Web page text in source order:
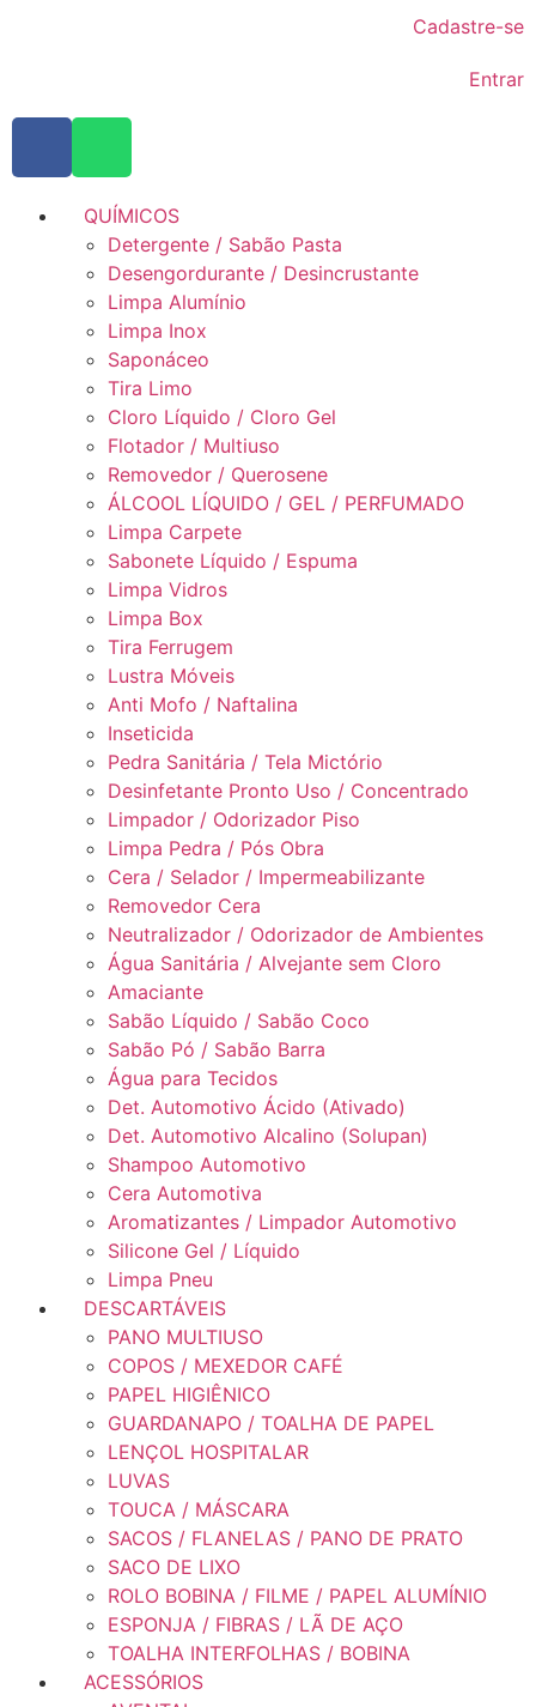
Cadastre-se
Entrar
QUÍMICOS
Detergente / Sabão Pasta
Desengordurante / Desincrustante
Limpa Alumínio
Limpa Inox
Saponáceo
Tira Limo
Cloro Líquido / Cloro Gel
Flotador / Multiuso
Removedor / Querosene
ÁLCOOL LÍQUIDO / GEL / PERFUMADO
Limpa Carpete
Sabonete Líquido / Espuma
Limpa Vidros
Limpa Box
Tira Ferrugem
Lustra Móveis
Anti Mofo / Naftalina
Inseticida
Pedra Sanitária / Tela Mictório
Desinfetante Pronto Uso / Concentrado
Limpador / Odorizador Piso
Limpa Pedra / Pós Obra
Cera / Selador / Impermeabilizante
Removedor Cera
Neutralizador / Odorizador de Ambientes
Água Sanitária / Alvejante sem Cloro
Amaciante
Sabão Líquido / Sabão Coco
Sabão Pó / Sabão Barra
Água para Tecidos
Det. Automotivo Ácido (Ativado)
Det. Automotivo Alcalino (Solupan)
Shampoo Automotivo
Cera Automotiva
Aromatizantes / Limpador Automotivo
Silicone Gel / Líquido
Limpa Pneu
DESCARTÁVEIS
PANO MULTIUSO
COPOS / MEXEDOR CAFÉ
PAPEL HIGIÊNICO
GUARDANAPO / TOALHA DE PAPEL
LENÇOL HOSPITALAR
LUVAS
TOUCA / MÁSCARA
SACOS / FLANELAS / PANO DE PRATO
SACO DE LIXO
ROLO BOBINA / FILME / PAPEL ALUMÍNIO
ESPONJA / FIBRAS / LÃ DE AÇO
TOALHA INTERFOLHAS / BOBINA
ACESSÓRIOS